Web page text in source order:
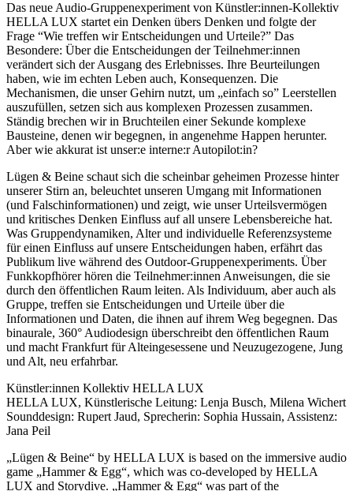
Das neue Audio-Gruppenexperiment von Künstler:innen-Kollektiv
HELLA LUX startet ein Denken übers Denken und folgte der
Frage “Wie treffen wir Entscheidungen und Urteile?” Das
Besondere: Über die Entscheidungen der Teilnehmer:innen
verändert sich der Ausgang des Erlebnisses. Ihre Beurteilungen
haben, wie im echten Leben auch, Konsequenzen. Die
Mechanismen, die unser Gehirn nutzt, um „einfach so” Leerstellen
auszufüllen, setzen sich aus komplexen Prozessen zusammen.
Ständig brechen wir in Bruchteilen einer Sekunde komplexe
Bausteine, denen wir begegnen, in angenehme Happen herunter.
Aber wie akkurat ist unser:e interne:r Autopilot:in?
Lügen & Beine schaut sich die scheinbar geheimen Prozesse hinter
unserer Stirn an, beleuchtet unseren Umgang mit Informationen
(und Falschinformationen) und zeigt, wie unser Urteilsvermögen
und kritisches Denken Einfluss auf all unsere Lebensbereiche hat.
Was Gruppendynamiken, Alter und individuelle Referenzsysteme
für einen Einfluss auf unsere Entscheidungen haben, erfährt das
Publikum live während des Outdoor-Gruppenexperiments. Über
Funkkopfhörer hören die Teilnehmer:innen Anweisungen, die sie
durch den öffentlichen Raum leiten. Als Individuum, aber auch als
Gruppe, treffen sie Entscheidungen und Urteile über die
Informationen und Daten, die ihnen auf ihrem Weg begegnen. Das
binaurale, 360° Audiodesign überschreibt den öffentlichen Raum
und macht Frankfurt für Alteingesessene und Neuzugezogene, Jung
und Alt, neu erfahrbar.
Künstler:innen Kollektiv HELLA LUX
HELLA LUX, Künstlerische Leitung: Lenja Busch, Milena Wichert
Sounddesign: Rupert Jaud, Sprecherin: Sophia Hussain, Assistenz:
Jana Peil
„Lügen & Beine“ by HELLA LUX is based on the immersive audio
game „Hammer & Egg“, which was co-developed by HELLA
LUX and Storydive. „Hammer & Egg“ was part of the